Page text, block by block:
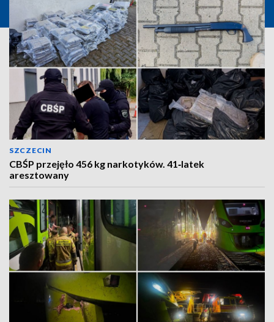
SZCZECIN
CBŚP przejęło 456 kg narkotyków. 41‑latek
aresztowany